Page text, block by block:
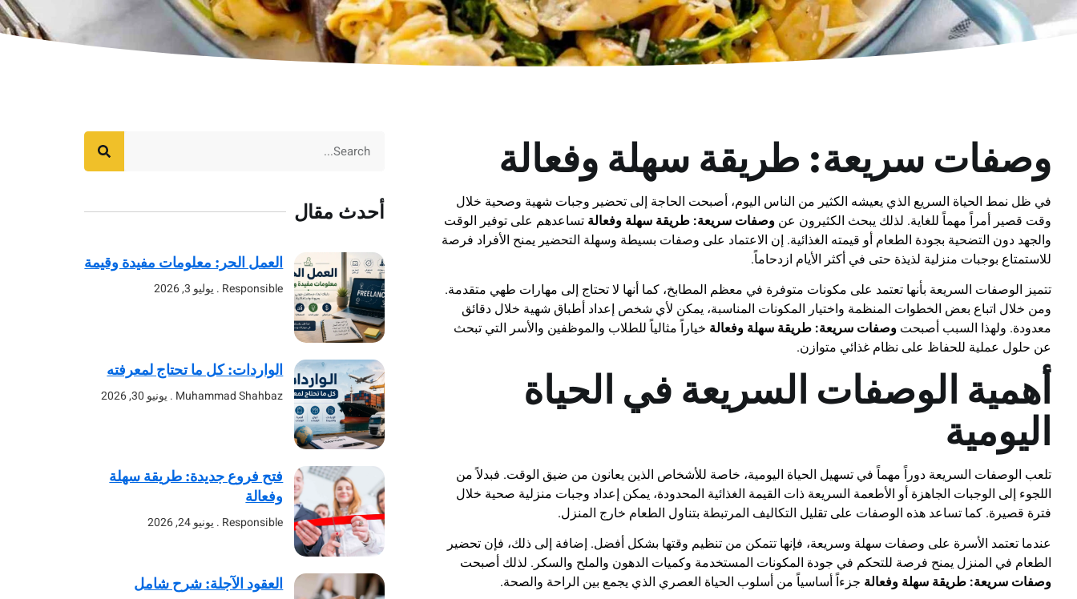
وصفات سريعة: طريقة سهلة وفعالة
في ظل نمط الحياة السريع الذي يعيشه الكثير من الناس اليوم، أصبحت الحاجة إلى تحضير وجبات شهية وصحية خلال
وقت قصير أمراً مهماً للغاية. لذلك يبحث الكثيرون عن وصفات سريعة: طريقة سهلة وفعالة تساعدهم على توفير الوقت
والجهد دون التضحية بجودة الطعام أو قيمته الغذائية. إن الاعتماد على وصفات بسيطة وسهلة التحضير يمنح الأفراد فرصة
للاستمتاع بوجبات منزلية لذيذة حتى في أكثر الأيام ازدحاماً.
تتميز الوصفات السريعة بأنها تعتمد على مكونات متوفرة في معظم المطابخ، كما أنها لا تحتاج إلى مهارات طهي متقدمة.
ومن خلال اتباع بعض الخطوات المنظمة واختيار المكونات المناسبة، يمكن لأي شخص إعداد أطباق شهية خلال دقائق
معدودة. ولهذا السبب أصبحت وصفات سريعة: طريقة سهلة وفعالة خياراً مثالياً للطلاب والموظفين والأسر التي تبحث
عن حلول عملية للحفاظ على نظام غذائي متوازن.
أهمية الوصفات السريعة في الحياة
اليومية
تلعب الوصفات السريعة دوراً مهماً في تسهيل الحياة اليومية، خاصة للأشخاص الذين يعانون من ضيق الوقت. فبدلاً من
اللجوء إلى الوجبات الجاهزة أو الأطعمة السريعة ذات القيمة الغذائية المحدودة، يمكن إعداد وجبات منزلية صحية خلال
فترة قصيرة. كما تساعد هذه الوصفات على تقليل التكاليف المرتبطة بتناول الطعام خارج المنزل.
عندما تعتمد الأسرة على وصفات سهلة وسريعة، فإنها تتمكن من تنظيم وقتها بشكل أفضل. إضافة إلى ذلك، فإن تحضير
الطعام في المنزل يمنح فرصة للتحكم في جودة المكونات المستخدمة وكميات الدهون والملح والسكر. لذلك أصبحت
وصفات سريعة: طريقة سهلة وفعالة جزءاً أساسياً من أسلوب الحياة العصري الذي يجمع بين الراحة والصحة.
أحدث مقال
العمل الحر: معلومات مفيدة وقيمة
Responsible يوليو 3, 2026
الواردات: كل ما تحتاج لمعرفته
Muhammad Shahbaz يونيو 30, 2026
فتح فروع جديدة: طريقة سهلة
وفعالة
Responsible يونيو 24, 2026
العقود الآجلة: شرح شامل